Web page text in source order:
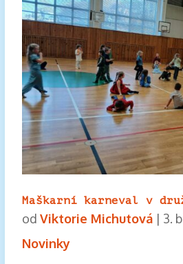
Maškarní karneval v
od Viktorie Michutová| 3.
Novinky